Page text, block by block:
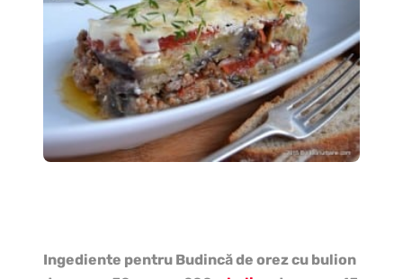
Ingediente pentru Budincă de orez cu bulion